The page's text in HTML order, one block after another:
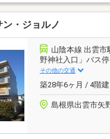
ン・ジョルノ
山陰本線 出雲市
野神社入口」バス
その他の交通
築28年6ヶ月 / 4階建
島根県出雲市矢